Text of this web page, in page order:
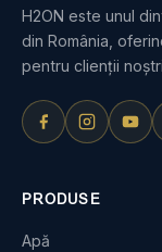
H2ON este unul
din România,
pentru clienții
PRODUSE
Apă